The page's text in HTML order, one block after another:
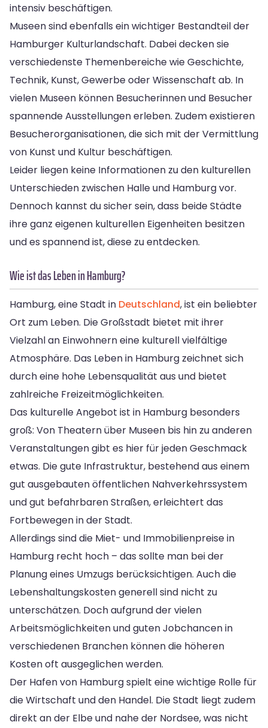
intensiv beschäftigen.
Museen sind ebenfalls ein wichtiger Bestandteil der
Hamburger Kulturlandschaft. Dabei decken sie
verschiedenste Themenbereiche wie Geschichte,
Technik, Kunst, Gewerbe oder Wissenschaft ab. In
vielen Museen können Besucherinnen und Besucher
spannende Ausstellungen erleben. Zudem existieren
Besucherorganisationen, die sich mit der Vermittlung
von Kunst und Kultur beschäftigen.
Leider liegen keine Informationen zu den kulturellen
Unterschieden zwischen Halle und Hamburg vor.
Dennoch kannst du sicher sein, dass beide Städte
ihre ganz eigenen kulturellen Eigenheiten besitzen
und es spannend ist, diese zu entdecken.
Wie ist das Leben in Hamburg?
Hamburg, eine Stadt in Deutschland, ist ein beliebter
Ort zum Leben. Die Großstadt bietet mit ihrer
Vielzahl an Einwohnern eine kulturell vielfältige
Atmosphäre. Das Leben in Hamburg zeichnet sich
durch eine hohe Lebensqualität aus und bietet
zahlreiche Freizeitmöglichkeiten.
Das kulturelle Angebot ist in Hamburg besonders
groß: Von Theatern über Museen bis hin zu anderen
Veranstaltungen gibt es hier für jeden Geschmack
etwas. Die gute Infrastruktur, bestehend aus einem
gut ausgebauten öffentlichen Nahverkehrssystem
und gut befahrbaren Straßen, erleichtert das
Fortbewegen in der Stadt.
Allerdings sind die Miet- und Immobilienpreise in
Hamburg recht hoch – das sollte man bei der
Planung eines Umzugs berücksichtigen. Auch die
Lebenshaltungskosten generell sind nicht zu
unterschätzen. Doch aufgrund der vielen
Arbeitsmöglichkeiten und guten Jobchancen in
verschiedenen Branchen können die höheren
Kosten oft ausgeglichen werden.
Der Hafen von Hamburg spielt eine wichtige Rolle für
die Wirtschaft und den Handel. Die Stadt liegt zudem
direkt an der Elbe und nahe der Nordsee, was nicht